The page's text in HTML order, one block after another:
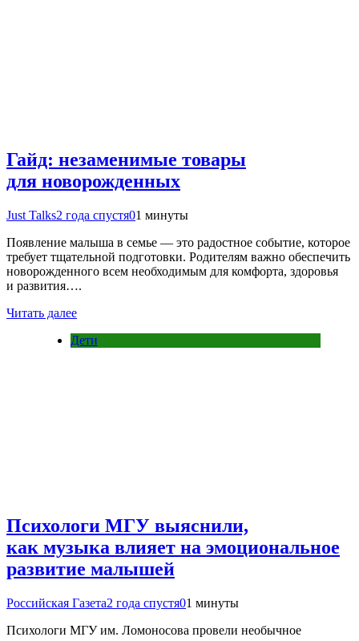
Гайд: незаменимые товары
для новорожденных
Just Talks2 года спустя01 минуты
Появление малыша в семье — это радостное событие, которое
требует тщательной подготовки. Родителям важно обеспечить
новорожденного всем необходимым для комфорта, здоровья
и развития….
Читать далее
Дети
Психологи МГУ выяснили,
как музыка влияет на эмоциональное
развитие малышей
Российская Газета2 года спустя01 минуты
Психологи МГУ им. Ломоносова провели необычное